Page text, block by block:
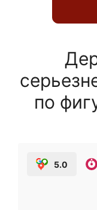
по
5.0